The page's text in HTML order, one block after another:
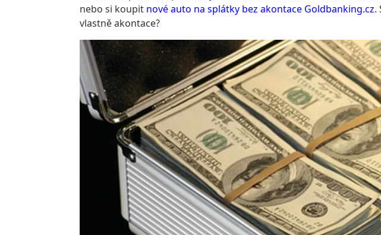
nebo si koupit nové auto na splátky bez akontace Goldbanking.cz.
vlastně akontace?